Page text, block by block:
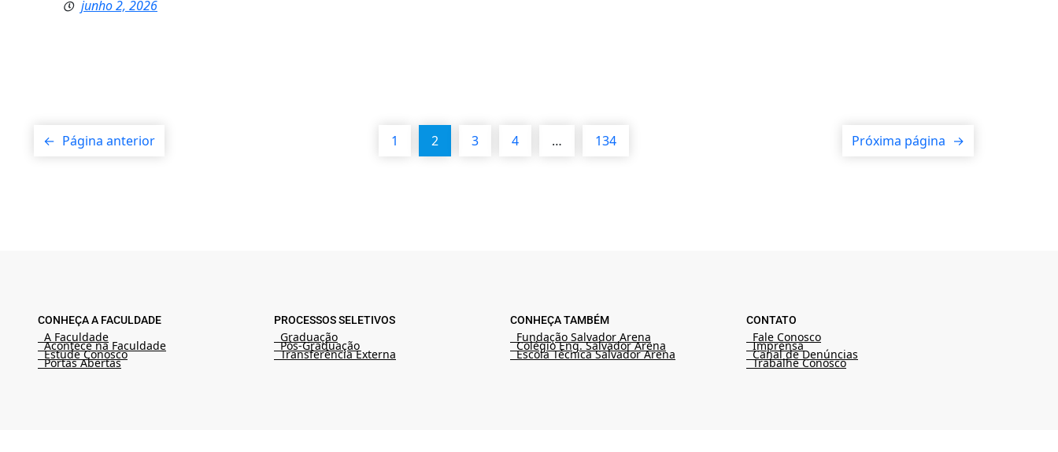
junho 2, 2026
← Página anterior 1 2 3 4 … 134 Próxima página →
CONHEÇA A FACULDADE
A Faculdade
Acontece na Faculdade
Estude Conosco
Portas Abertas
PROCESSOS SELETIVOS
Graduação
Pós-Graduação
Transferência Externa
CONHEÇA TAMBÉM
Fundação Salvador Arena
Colégio Eng. Salvador Arena
Escola Técnica Salvador Arena
CONTATO
Fale Conosco
Imprensa
Canal de Denúncias
Trabalhe Conosco